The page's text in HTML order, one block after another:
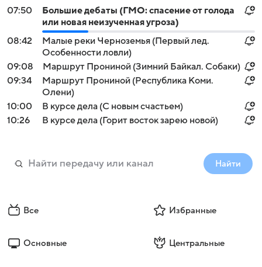
07:50
Большие дебаты (ГМО: спасение от голода
или новая неизученная угроза)
08:42
Малые реки Черноземья (Первый лед.
Особенности ловли)
09:08
Маршрут Прониной (Зимний Байкал. Собаки)
09:34
Маршрут Прониной (Республика Коми.
Олени)
10:00
В курсе дела (С новым счастьем)
10:26
В курсе дела (Горит восток зарею новой)
Найти
Все Избранные
Основные Центральные